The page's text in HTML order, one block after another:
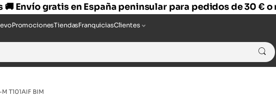
🚚 Envío gratis en España peninsular para pedidos de 30 € o
PromocionesTiendasFranquiciasClientes
T101AIF BIM